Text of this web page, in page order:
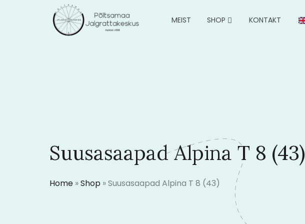
MEIST SHOP KONTAKT
Suusasaapad Alpina T 8 (43)
Home »Shop »Suusasaapad Alpina T 8 (43)